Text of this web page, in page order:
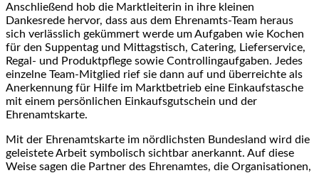
Anschließend hob die Marktleiterin in ihre kleinen
Dankesrede hervor, dass aus dem Ehrenamts-Team heraus
sich verlässlich gekümmert werde um Aufgaben wie Kochen
für den Suppentag und Mittagstisch, Catering, Lieferservice,
Regal- und Produktpflege sowie Controllingaufgaben. Jedes
einzelne Team-Mitglied rief sie dann auf und überreichte als
Anerkennung für Hilfe im Marktbetrieb eine Einkaufstasche
mit einem persönlichen Einkaufsgutschein und der
Ehrenamtskarte.
Mit der Ehrenamtskarte im nördlichsten Bundesland wird die
geleistete Arbeit symbolisch sichtbar anerkannt. Auf diese
Weise sagen die Partner des Ehrenamtes, die Organisationen,